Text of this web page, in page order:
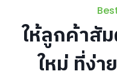
ให้ลูกค้าสั
ใหม่ ที่ง่า